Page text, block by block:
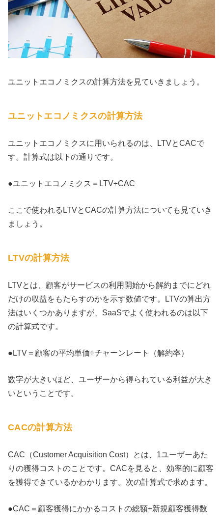
ユニットエコノミクスの計算方法を見ていきましょう。
ユニットエコノミクスの計算方法
ユニットエコノミクスに用いられるのは、LTVとCACで
す。計算式は以下の通りです。
●ユニットエコノミクス＝LTV÷CAC
ここで使われるLTVとCACの計算方法についても見ていき
ましょう。
LTVの計算方法
LTVとは、顧客がサービスの利用開始から解約までにどれ
だけの収益をもたらすのかを示す数値です。LTVの算出方
法はいくつかありますが、SaaSでよく使われるのは以下
の計算式です。
●LTV＝顧客の平均単価÷チャーンレート（解約率）
数字が大きいほど、ユーザーから得られている利益が大き
いということです。
CACの計算方法
CAC（Customer Acquisition Cost）とは、1ユーザーあた
りの獲得コストのことです。CACを見ると、効率的に顧客
を獲得できているかわかります。次の計算式で求めます。
●CAC＝顧客獲得にかかるコストの総額÷新規顧客獲得数